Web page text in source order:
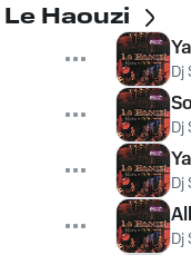
Le Haouzi
Dj
Dj
Dj
Dj